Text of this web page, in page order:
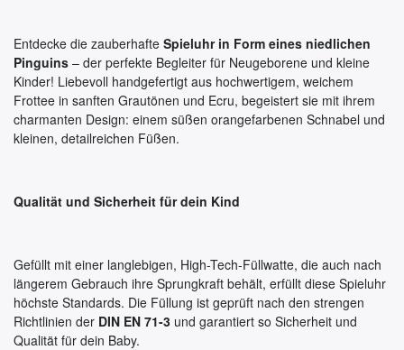
Entdecke die zauberhafte Spieluhr in Form eines niedlichen
Pinguins – der perfekte Begleiter für Neugeborene und kleine
Kinder! Liebevoll handgefertigt aus hochwertigem, weichem
Frottee in sanften Grautönen und Ecru, begeistert sie mit ihrem
charmanten Design: einem süßen orangefarbenen Schnabel und
kleinen, detailreichen Füßen.
Qualität und Sicherheit für dein Kind
Gefüllt mit einer langlebigen, High-Tech-Füllwatte, die auch nach
längerem Gebrauch ihre Sprungkraft behält, erfüllt diese Spieluhr
höchste Standards. Die Füllung ist geprüft nach den strengen
Richtlinien der DIN EN 71-3 und garantiert so Sicherheit und
Qualität für dein Baby.